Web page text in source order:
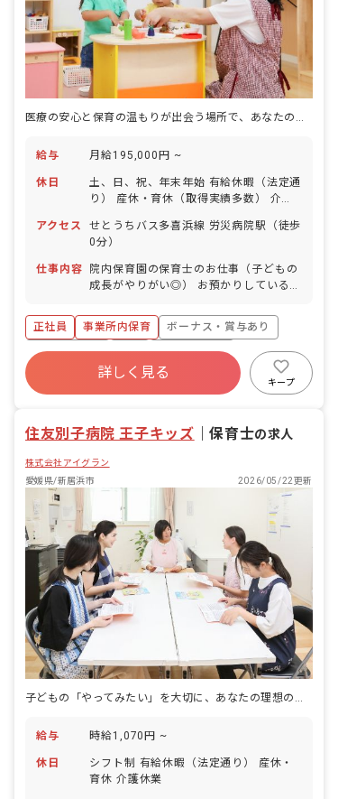
給与 月給195,000円 ~
休日
土、日、祝、年末年始 有給休暇（法定通
り） 産休・育休（取得実績多数） 介護
アクセス
せとうちバス多喜浜線 労災病院駅（徒歩
0分）
仕事内容
院内保育園の保育士のお仕事（子どもの
成長がやりがい◎） お預かりしている子
食事・睡眠・排泄・清潔・衣類の着脱等
・集団生活を通じた社会性の装着 ・行事
の計画・実行、お知らせの作成
正社員 事業所内保育
ボーナス・賞与あり
社会保険完備
有給
福利厚生充実
昇給昇進あり
産休育休制度
詳しく見る
キープ
住友別子病院 王子キッズ ｜保育士の求人
株式会社アイグラン
愛媛県/新居浜市
2026/05/22更新
子どもの「やってみたい」を大切に、あなたの理想の保育が実現できる場所
給与 時給1,070円 ~
休日
シフト制 有給休暇（法定通り） 産休・
育休 介護休業